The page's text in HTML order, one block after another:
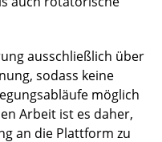
ausschließlich über
sodass keine
möglich
Arbeit ist es daher,
an die Plattform zu